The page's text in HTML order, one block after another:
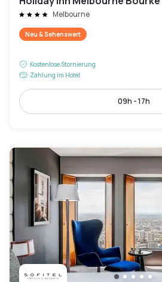
Melbourne
Neu & Sehenswert
Kostenlose Stornierung
Zahlung im Hotel
09h - 17h